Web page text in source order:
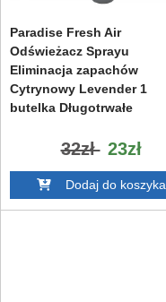
Paradise Fresh Air
Odświeżacz Sprayu
Eliminacja zapachów
Cytrynowy Levender 1
butelka Długotrwałe
32zł 23zł
Dodaj do koszyka